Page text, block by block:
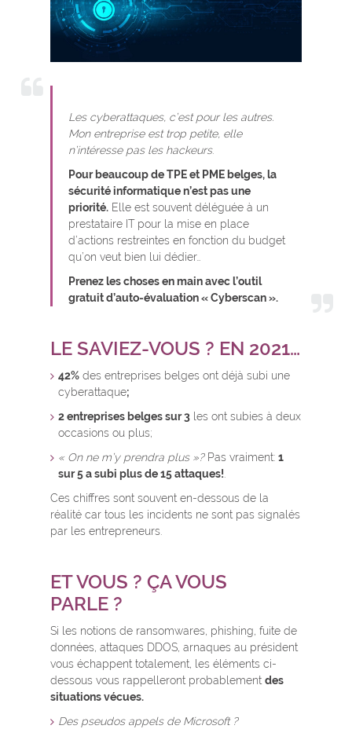
Les cyberattaques, c’est pour les autres.
Mon entreprise est trop petite, elle
n’intéresse pas les hackeurs.
Pour beaucoup de TPE et PME belges, la
sécurité informatique n’est pas une
priorité. Elle est souvent déléguée à un
prestataire IT pour la mise en place
d’actions restreintes en fonction du budget
qu’on veut bien lui dédier…
Prenez les choses en main avec l’outil
gratuit d’auto-évaluation « Cyberscan ».
LE SAVIEZ-VOUS ? EN 2021…
42% des entreprises belges ont déjà subi une
cyberattaque;
2 entreprises belges sur 3 les ont subies à deux
occasions ou plus;
« On ne m’y prendra plus »? Pas vraiment: 1
sur 5 a subi plus de 15 attaques!.
Ces chiffres sont souvent en-dessous de la
réalité car tous les incidents ne sont pas signalés
par les entrepreneurs.
ET VOUS ? ÇA VOUS
PARLE ?
Si les notions de ransomwares, phishing, fuite de
données, attaques DDOS, arnaques au président
vous échappent totalement, les éléments ci-
dessous vous rappelleront probablementdes
situations vécues.
Des pseudos appels de Microsoft ?